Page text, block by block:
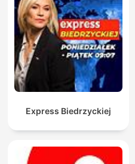
Express Biedrzyckiej